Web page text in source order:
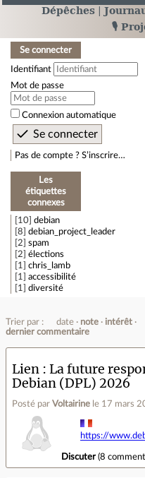
Dépêches
🎙️
Se connecter
Identifiant
Mot de passe
Connexion automatique
Pas de compte ? S’inscrire…
Les
étiquettes
connexes
10 debian
8
debian_project_leader
2
spam
2
élections
1
chris_lamb
1
accessibilité
1
diversité
Trier par : date note
intérêt
dernier commentaire
Lien
La future
Debian (DPL) 2026
Posté par Voltairine le 17 mars
https://
Discuter(8